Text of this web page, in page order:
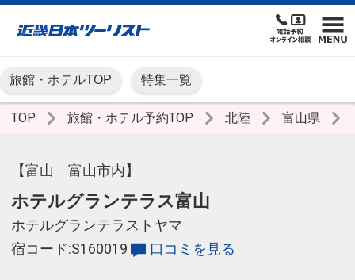
旅館・ホテルTOP 特集一覧
TOP 旅館・ホテル予約TOP 北陸 富山県
【富山 富山市内】
ホテルグランテラス富山
ホテルグランテラストヤマ
宿コード:S160019
口コミを見る